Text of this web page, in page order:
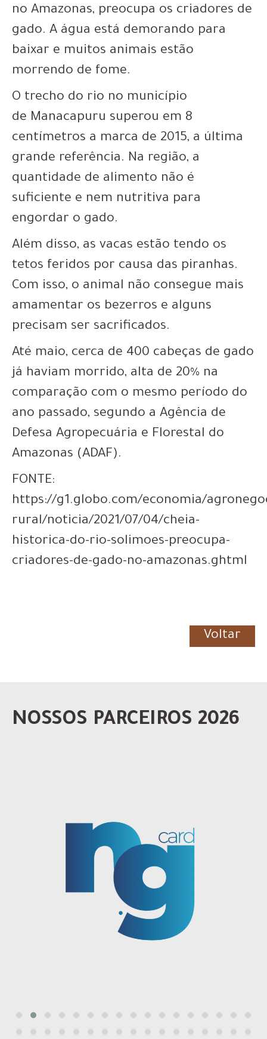
no Amazonas, preocupa os criadores de
gado. A água está demorando para
baixar e muitos animais estão
morrendo de fome.
O trecho do rio no município
de Manacapuru superou em 8
centímetros a marca de 2015, a última
grande referência. Na região, a
quantidade de alimento não é
suficiente e nem nutritiva para
engordar o gado.
Além disso, as vacas estão tendo os
tetos feridos por causa das piranhas.
Com isso, o animal não consegue mais
amamentar os bezerros e alguns
precisam ser sacrificados.
Até maio, cerca de 400 cabeças de gado
já haviam morrido, alta de 20% na
comparação com o mesmo período do
ano passado, segundo a Agência de
Defesa Agropecuária e Florestal do
Amazonas (ADAF).
FONTE:
https://g1.globo.com/economia/
rural/noticia/2021/07/04/cheia-
historica-do-rio-solimoes-preocupa-
criadores-de-gado-no-amazonas.ghtml
Voltar
NOSSOS PARCEIROS 2026